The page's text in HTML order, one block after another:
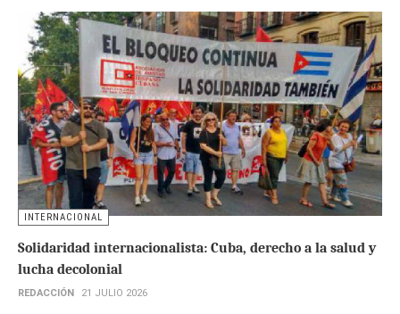
INTERNACIONAL
Solidaridad internacionalista: Cuba, derecho a la salud y
lucha decolonial
REDACCIÓN 21 JULIO 2026